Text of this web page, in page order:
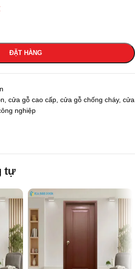
ĐẶT HÀNG
cửa gỗ cao cấp cửa gỗ chống cháy, cửa
nghiệp
tự